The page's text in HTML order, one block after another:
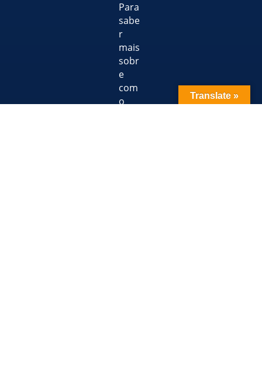
Para
sabe
r
mais
sobr
e
com
o
Translate »